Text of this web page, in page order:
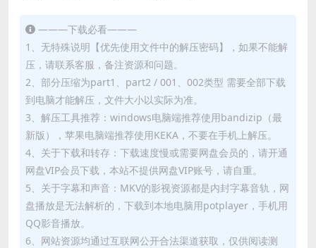
———下载必看———
1、无特殊说明【优先使用文件中的解压密码】，如果不能解
压，请联系客服，备注资源和问题。
2、部分压缩为part1、part2 / 001、002类型 需要全部下载
到电脑才能解压，文件大小以实际为准。
3、解压工具推荐：windows电脑端推荐使用bandizip（最
新版），苹果电脑端推荐使用KEKA，不要在手机上解压。
4、关于下载和转存：下载速度慢或需要网盘会员的，请开通
网盘VIP会员下载，本站不提供网盘VIP账号，请自重。
5、关于字幕和声音：MKV的影视资源都是内封字幕音轨，网
盘播放是无法解析的，下载到本地电脑用potplayer，手机用
QQ影音播放。
6、网站资源均通过互联网公开合法渠道获取，仅供阅读测